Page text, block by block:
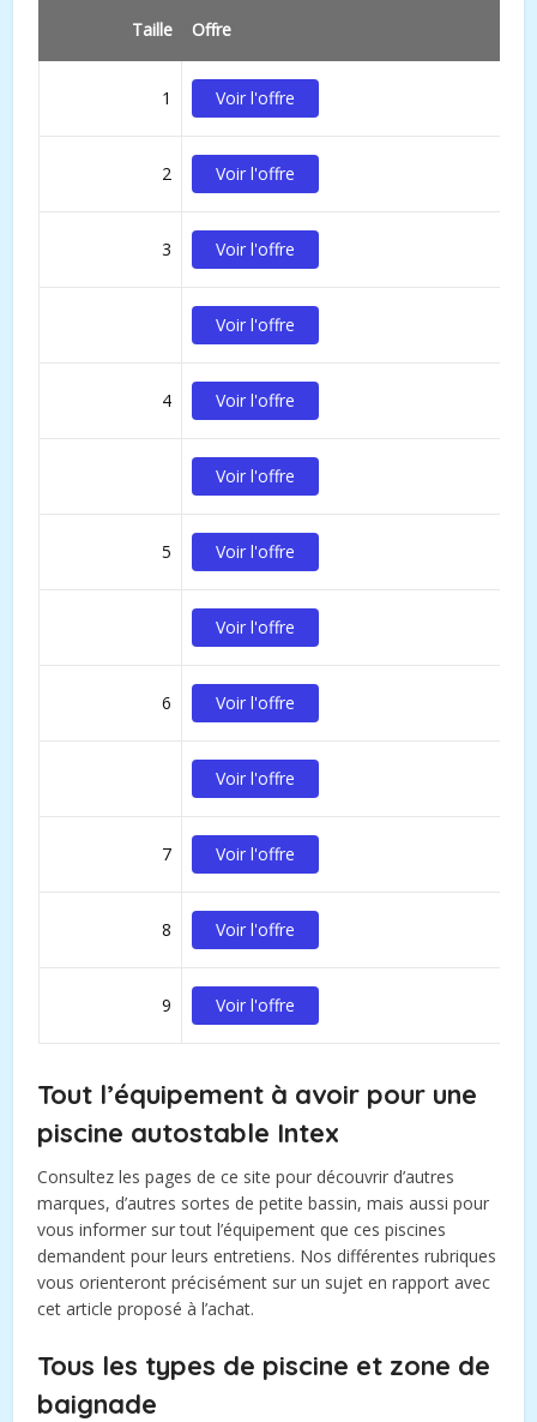
Taille Offre
1 Voir l'offre
2 Voir l'offre
3 Voir l'offre
Voir l'offre
4 Voir l'offre
Voir l'offre
5 Voir l'offre
Voir l'offre
6 Voir l'offre
Voir l'offre
7 Voir l'offre
8 Voir l'offre
9 Voir l'offre
Tout l’équipement à avoir pour une
piscine autostable Intex
Consultez les pages de ce site pour découvrir d’autres
marques, d’autres sortes de petite bassin, mais aussi pour
vous informer sur tout l’équipement que ces piscines
demandent pour leurs entretiens. Nos différentes rubriques
vous orienteront précisément sur un sujet en rapport avec
cet article proposé à l’achat.
Tous les types de piscine et zone de
baignade